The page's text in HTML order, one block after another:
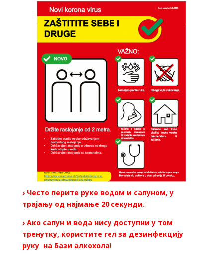
› Често перите руке водом и сапуном, у
трајању од најмање 20 секунди.
› Ако сапун и вода нису доступни у том
тренутку, користите гел за дезинфекцију
руку на бази алкохола!